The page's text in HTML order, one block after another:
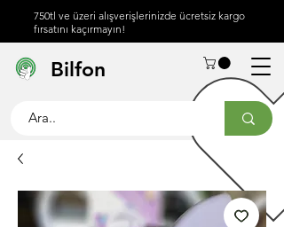
750tl ve üzeri alışverişlerinizde ücretsiz kargo
fırsatını kaçırmayın!
İletişim
Bilfon